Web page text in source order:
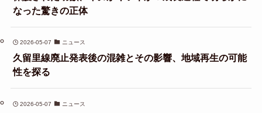
なった驚きの正体
2026-05-07 ニュース
久留里線廃止発表後の混雑とその影響、地域再生の可能
性を探る
2026-05-07 ニュース